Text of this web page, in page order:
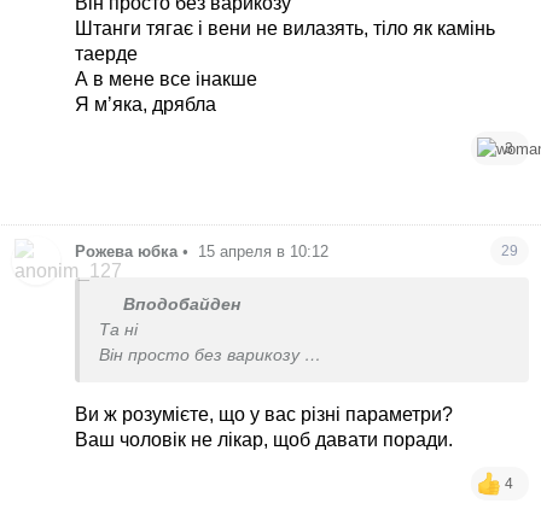
Штанги тягає і вени не вилазять, тіло як камінь
таерде
А в мене все інакше
Я мʼяка, дрябла
3
Рожева юбка • 15 апреля в 10:12 29
Вподобайден
Та ні
Він просто без варикозу
А в мене все інакше
Ви ж розумієте, що у вас різні параметри?
Ваш чоловік не лікар, щоб давати поради.
4